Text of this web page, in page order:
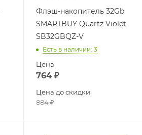
Флэш-накопитель 32Gb
SMARTBUY Quartz Violet
SB32GBQZ-V
Есть в наличии: 3
Цена
764 ₽
Цена до скидки
884₽